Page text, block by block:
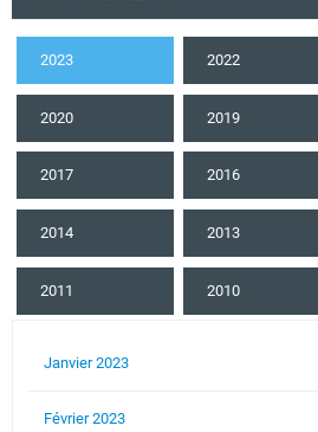
2023 2022
2020 2019
2017 2016
2014 2013
2011 2010
Janvier 2023
Février 2023